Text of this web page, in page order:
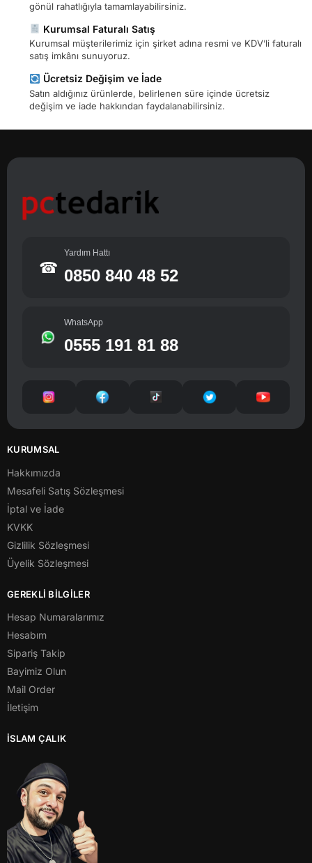
gönül rahatlığıyla tamamlayabilirsiniz.
Kurumsal Faturalı Satış
Kurumsal müşterilerimiz için şirket adına resmi ve KDV’li faturalı
satış imkânı sunuyoruz.
Ücretsiz Değişim ve İade
Satın aldığınız ürünlerde, belirlenen süre içinde ücretsiz
değişim ve iade hakkından faydalanabilirsiniz.
☎
Yardım Hattı
0850 840 48 52
WhatsApp
0555 191 81 88
KURUMSAL
Hakkımızda
Mesafeli Satış Sözleşmesi
İptal ve İade
KVKK
Gizlilik Sözleşmesi
Üyelik Sözleşmesi
GEREKLİ BİLGİLER
Hesap Numaralarımız
Hesabım
Sipariş Takip
Bayimiz Olun
Mail Order
İletişim
İSLAM ÇALIK